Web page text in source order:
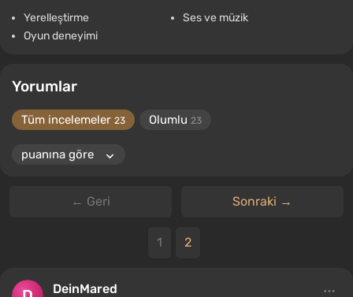
Yerelleştirme
Ses ve müzik
Oyun deneyimi
Yorumlar
Tüm incelemeler 23 Olumlu 23
← Geri Sonraki →
1 2
DeinMared